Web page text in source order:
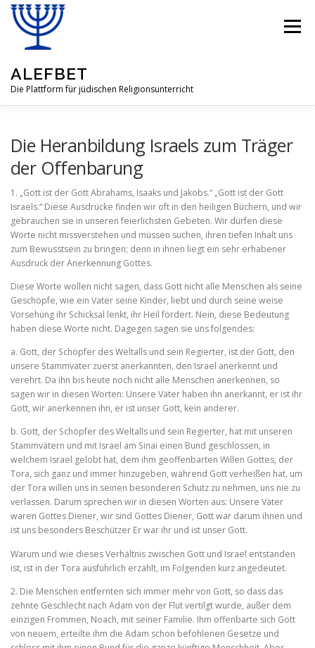
Zum
Inhalt
springen
ALEFBET
Die Plattform für jüdischen Religionsunterricht
Menü
GASTBEITRÄGE ÜBER UNSERE IDEE
Die Heranbildung Israels zum Träger
der Offenbarung
1. „Gott ist der Gott Abrahams, Isaaks und Jakobs.“ „Gott ist der Gott
Israels.“ Diese Ausdrücke finden wir oft in den heiligen Büchern, und wir
gebrauchen sie in unseren feierlichsten Gebeten. Wir dürfen diese
Worte nicht missverstehen und müssen suchen, ihren tiefen Inhalt uns
zum Bewusstsein zu bringen; denn in ihnen liegt ein sehr erhabener
Ausdruck der Anerkennung Gottes.
Diese Worte wollen nicht sagen, dass Gott nicht alle Menschen als seine
Geschöpfe, wie ein Vater seine Kinder, liebt und durch seine weise
Vorsehung ihr Schicksal lenkt, ihr Heil fördert. Nein, diese Bedeutung
haben diese Worte nicht. Dagegen sagen sie uns folgendes:
a. Gott, der Schöpfer des Weltalls und sein Regierter, ist der Gott, den
unsere Stammväter zuerst anerkannten, den Israel anerkennt und
verehrt. Da ihn bis heute noch nicht alle Menschen anerkennen, so
sagen wir in diesen Worten: Unsere Väter haben ihn anerkannt, er ist ihr
Gott, wir anerkennen ihn, er ist unser Gott, kein anderer.
b. Gott, der Schöpfer des Weltalls und sein Regierter, hat mit unseren
Stammvätern und mit Israel am Sinai einen Bund geschlos­sen, in
welchem Israel gelobt hat, dem ihm geoffenbarten Willen Gottes, der
Tora, sich ganz und immer hinzugeben, während Gott verheißen hat, um
der Tora willen uns in seinen besonderen Schutz zu nehmen, uns nie zu
verlassen. Darum sprechen wir in diesen Worten aus: Unsere Väter
waren Gottes Diener, wir sind Gottes Diener, Gott war darum ihnen und
ist uns besonders Beschützer Er war ihr und ist unser Gott.
Warum und wie dieses Verhältnis zwischen Gott und Israel entstan­den
ist, ist in der Tora ausführlich erzählt, im Folgenden kurz angedeutet.
2. Die Menschen entfernten sich immer mehr von Gott, so dass das
zehnte Geschlecht nach Adam von der Flut vertilgt wurde, außer dem
einzigen Frommen, Noach, mit seiner Familie. Ihm offenbarte sich Gott
von neuem, erteilte ihm die Adam schon befohlenen Gesetze und